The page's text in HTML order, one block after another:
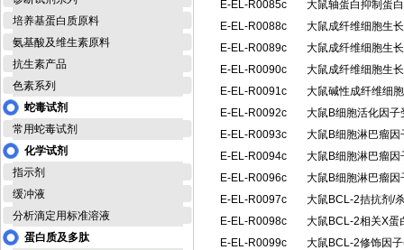
培养基蛋白质原料
氨基酸及维生素原料
抗生素产品
色素系列
蛇毒试剂
常用蛇毒试剂
化学试剂
指示剂
缓冲液
分析滴定用标准溶液
蛋白质及多肽
E-EL-R0085c
大鼠轴蛋白抑制蛋
E-EL-R0088c
大鼠成纤维细胞生
E-EL-R0089c
大鼠成纤维细胞生
E-EL-R0090c
大鼠成纤维细胞生
E-EL-R0091c
大鼠碱性成纤维细
E-EL-R0092c
大鼠B细胞活化因
E-EL-R0093c
大鼠B细胞淋巴瘤
E-EL-R0094c
大鼠B细胞淋巴瘤
E-EL-R0096c
大鼠B细胞淋巴瘤
E-EL-R0097c
大鼠BCL-2拮抗剂/
E-EL-R0098c
大鼠BCL-2相关X蛋
E-EL-R0099c
大鼠BCL-2修饰因